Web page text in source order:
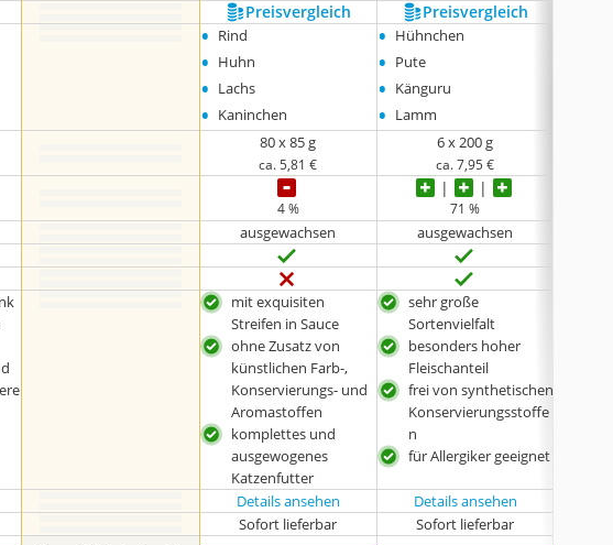
Preis­vergleich Preis­vergleich
• Rind
• Huhn
• Lachs
• Kaninchen
• Hühnchen
• Pute
• Känguru
• Lamm
80 x 85 g
ca. 5,81 €
6 x 200 g
ca. 7,95 €
4 % 71 %
ausgewachsen ausgewachsen
mit exquisiten
Streifen in Sauce
ohne Zusatz von
künstlichen Farb-,
Konservierungs- und
Aromastoffen
komplettes und
ausgewogenes
Katzenfutter
sehr große
Sortenvielfalt
besonders hoher
Fleischanteil
frei von synthetischen
Konservierungsstoffe
n
für Allergiker geeignet
Details ansehen Details ansehen
Sofort lieferbar Sofort lieferbar